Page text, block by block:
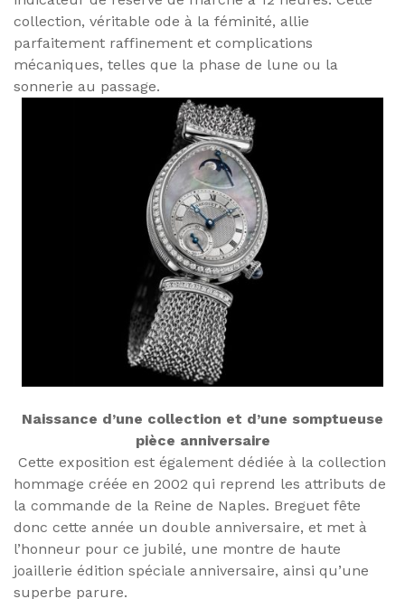
collection, véritable ode à la féminité, allie
parfaitement raffinement et complications
mécaniques, telles que la phase de lune ou la
sonnerie au passage.
Naissance d’une collection et d’une somptueuse
pièce anniversaire
Cette exposition est également dédiée à la collection
hommage créée en 2002 qui reprend les attributs de
la commande de la Reine de Naples. Breguet fête
donc cette année un double anniversaire, et met à
l’honneur pour ce jubilé, une montre de haute
joaillerie édition spéciale anniversaire, ainsi qu’une
superbe parure.